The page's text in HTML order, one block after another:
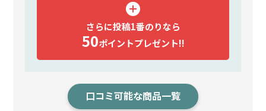
さらに投稿1番のりなら
50ポイントプレゼント!!
口コミ可能な商品一覧